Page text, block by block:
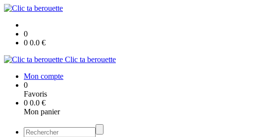
0
0 0.0 €
Clic ta berouette
Mon compte
0
Favoris
0 0.0 €
Mon panier